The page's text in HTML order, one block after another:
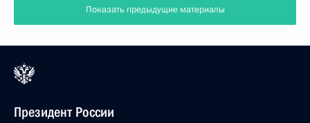
Показать предыдущие материалы
Президент России